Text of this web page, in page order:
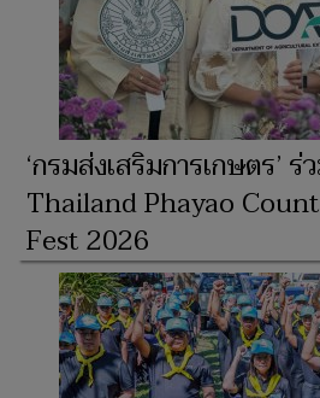
‘กรมส่งเสริมการเกษตร’
Thailand Phayao
Fest 2026